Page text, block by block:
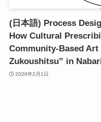
(日本語) Process
How Cultural
Community-Based
Zukoushitsu” in
2026年2月1日